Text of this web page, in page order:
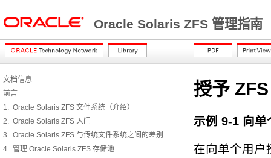
Oracle Solaris ZFS 管理指南
文档信息
前言
1. Oracle Solaris ZFS 文件系统（介绍）
2. Oracle Solaris ZFS 入门
3. Oracle Solaris ZFS 与传统文件系统之间的差别
4. 管理 Oracle Solaris ZFS 存储池
授予
示例 9-1 向单
在向单个用